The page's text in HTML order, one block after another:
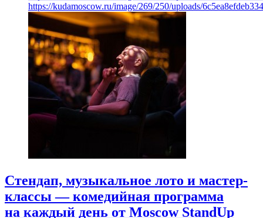
https://kudamoscow.ru/image/269/250/uploads/
Стендап, музыкальное лото и мастер-
классы — комедийная программа
на каждый день от Moscow StandUp